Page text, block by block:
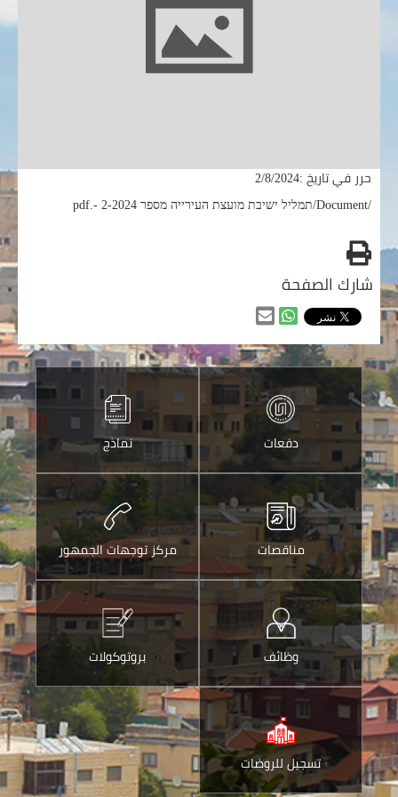
حرر في تاريخ :2/8/2024
/Document/‏‏תמליל ישיבת מועצת העירייה מספר 2-2024 -.pdf
طباعه
شارك الصفحة
مشاركه
من
خلال
الواتس
اب
مشاركه
من
خلال
ارسالها
عبر
البريد
الالكتروني
دفعات نماذج
مناقصات مركز توجهات الجمهور
وظائف بروتوكولات
تسجيل للروضات